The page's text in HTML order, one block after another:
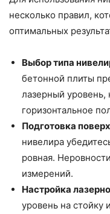
несколько правил,
оптимальных
Выбор типа
бетонной плиты
лазерный
горизонтальное
Подготовка
нивелира
ровная.
измерений.
Настройка
уровень на стойку